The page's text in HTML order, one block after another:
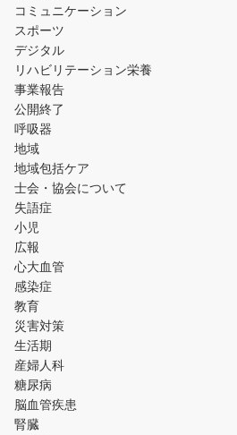
コミュニケーション
スポーツ
デジタル
リハビリテーション栄養
事業報告
公開終了
呼吸器
地域
地域包括ケア
士会・協会について
失語症
小児
広報
心大血管
感染症
教育
災害対策
生活期
産婦人科
糖尿病
脳血管疾患
腎臓